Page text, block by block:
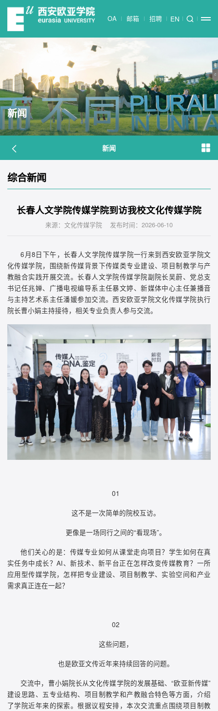
OA 邮箱 招聘 EN
新闻
新闻
综合新闻
长春人文学院传媒学院到访我校文化传媒学院
来源：文化传媒学院 发布时间：2026-06-10
6月8日下午，长春人文学院传媒学院一行来到西安欧亚学院文
化传媒学院，围绕新传媒背景下传媒类专业建设、项目制教学与产
教融合实践开展交流。长春人文学院传媒学院副院长吴蔚、党总支
书记任兆婵、广播电视编导系主任暴文婷、新媒体中心主任兼播音
与主持艺术系主任潘媛参加交流。西安欧亚学院文化传媒学院执行
院长曹小娟主持接待，相关专业负责人参与交流。
01
这不是一次简单的院校互访。
更像是一场同行之间的“看现场”。
他们关心的是：传媒专业如何从课堂走向项目？学生如何在真
实任务中成长？AI、新技术、新平台正在怎样改变传媒教育？一所
应用型传媒学院，怎样把专业建设、项目制教学、实验空间和产业
需求真正连在一起？
02
这些问题，
也是欧亚文传近年来持续回答的问题。
交流中，曹小娟院长从文化传媒学院的发展基础、“欧亚新传媒”
建设思路、五专业结构、项目制教学和产教融合特色等方面，介绍
了学院近年来的探索。根据议程安排，本次交流重点围绕项目制教